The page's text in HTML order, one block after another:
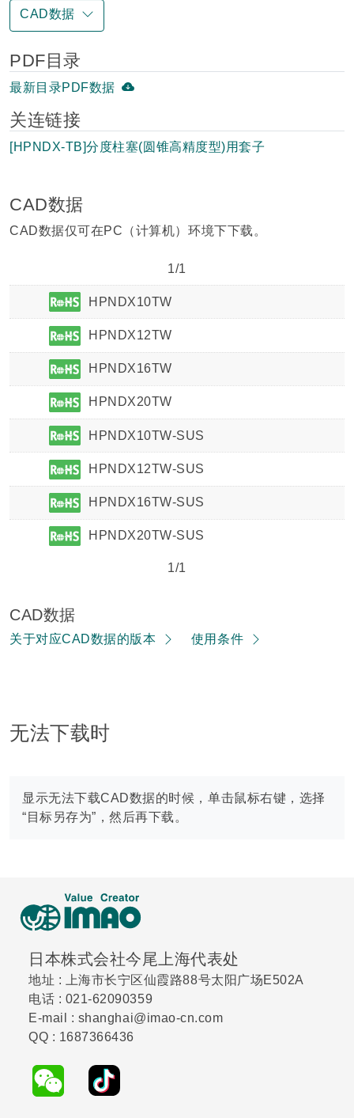
CAD数据
PDF目录
最新目录PDF数据
关连链接
[HPNDX-TB]分度柱塞(圆锥高精度型)用套子
CAD数据
CAD数据仅可在PC（计算机）环境下下载。
1/1
HPNDX10TW
HPNDX12TW
HPNDX16TW
HPNDX20TW
HPNDX10TW-SUS
HPNDX12TW-SUS
HPNDX16TW-SUS
HPNDX20TW-SUS
1/1
CAD数据
关于对应CAD数据的版本 使用条件
无法下载时
显示无法下载CAD数据的时候，单击鼠标右键，选择
“目标另存为”，然后再下载。
日本株式会社今尾上海代表处
地址 : 上海市长宁区仙霞路88号太阳广场E502A
电话 : 021-62090359
E-mail : shanghai@imao-cn.com
QQ : 1687366436